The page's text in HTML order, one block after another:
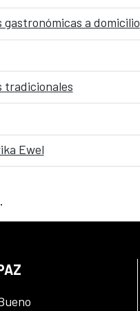
a domicilio
tradicionales
Ewel